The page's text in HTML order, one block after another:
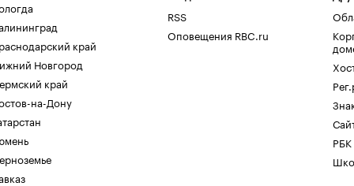
край
Новгород
край
на-Дону
RSS
Оповещения RBC.ru